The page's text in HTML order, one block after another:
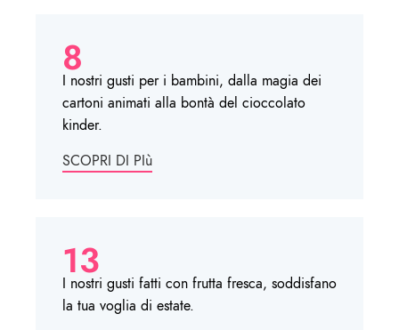
8
I nostri gusti per i bambini, dalla magia dei
cartoni animati alla bontà del cioccolato
kinder.
SCOPRI DI PIù
13
I nostri gusti fatti con frutta fresca, soddisfano
la tua voglia di estate.